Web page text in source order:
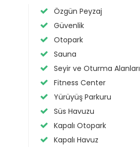
Özgün Peyzaj
Güvenlik
Otopark
Sauna
Seyir ve Oturma Alanları
Fitness Center
Yürüyüş Parkuru
Süs Havuzu
Kapalı Otopark
Kapalı Havuz